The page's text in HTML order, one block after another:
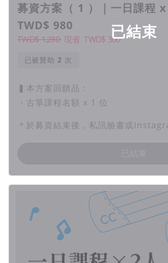
已結束
募資方案（ 1 ）｜一日課程 x
TWD$ 980
TWD$ 1,280 現省 TWD$ 300
已被贊助 次
▍本方案回饋品：
・古箏課程名額 x 1 位
＊於募資結束後，私訊臉書或